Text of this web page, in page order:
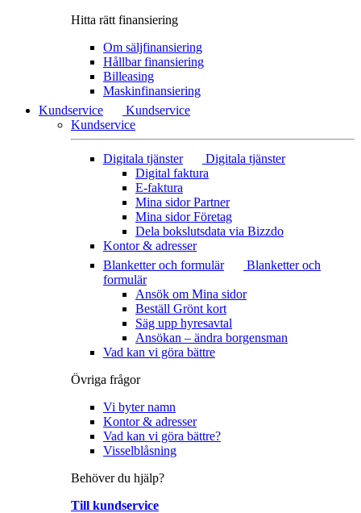
Hitta rätt finansiering
Om säljfinansiering
Hållbar finansiering
Billeasing
Maskinfinansiering
Kundservice
Kundservice
Kundservice
Digitala tjänster
Digitala tjänster
Digital faktura
E-faktura
Mina sidor Partner
Mina sidor Företag
Dela bokslutsdata via Bizzdo
Kontor & adresser
Blanketter och formulär
Blanketter och
formulär
Ansök om Mina sidor
Beställ Grönt kort
Säg upp hyresavtal
Ansökan – ändra borgensman
Vad kan vi göra bättre
Övriga frågor
Vi byter namn
Kontor & adresser
Vad kan vi göra bättre?
Visselblåsning
Behöver du hjälp?
Till kundservice